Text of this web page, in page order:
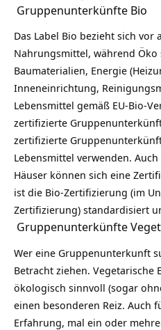
Gruppenunterkünfte Bio
Das Label Bio bezieht sich vor
Nahrungsmittel, während Öko
Baumaterialien, Energie
Inneneinrichtung,
Lebensmittel gemäß EU-Bio-
zertifizierte
zertifizierte
Lebensmittel verwenden.
Häuser können sich eine
ist die Bio-Zertifizierung (im
Zertifizierung) standardisiert
Gruppenunterkünfte
Wer eine Gruppenunterkunft
Betracht ziehen. Vegetarische
ökologisch sinnvoll (sogar
einen besonderen Reiz. Auch
Erfahrung, mal ein oder